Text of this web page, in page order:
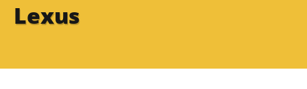
Lexus